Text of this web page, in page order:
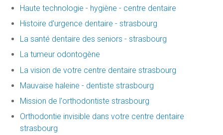
Haute technologie - hygiène - centre dentaire
Histoire d'urgence dentaire - strasbourg
La santé dentaire des seniors - strasbourg
La tumeur odontogène
La vision de votre centre dentaire strasbourg
Mauvaise haleine - dentiste strasbourg
Mission de l'orthodontiste strasbourg
Orthodontie invisible dans votre centre dentaire
strasbourg